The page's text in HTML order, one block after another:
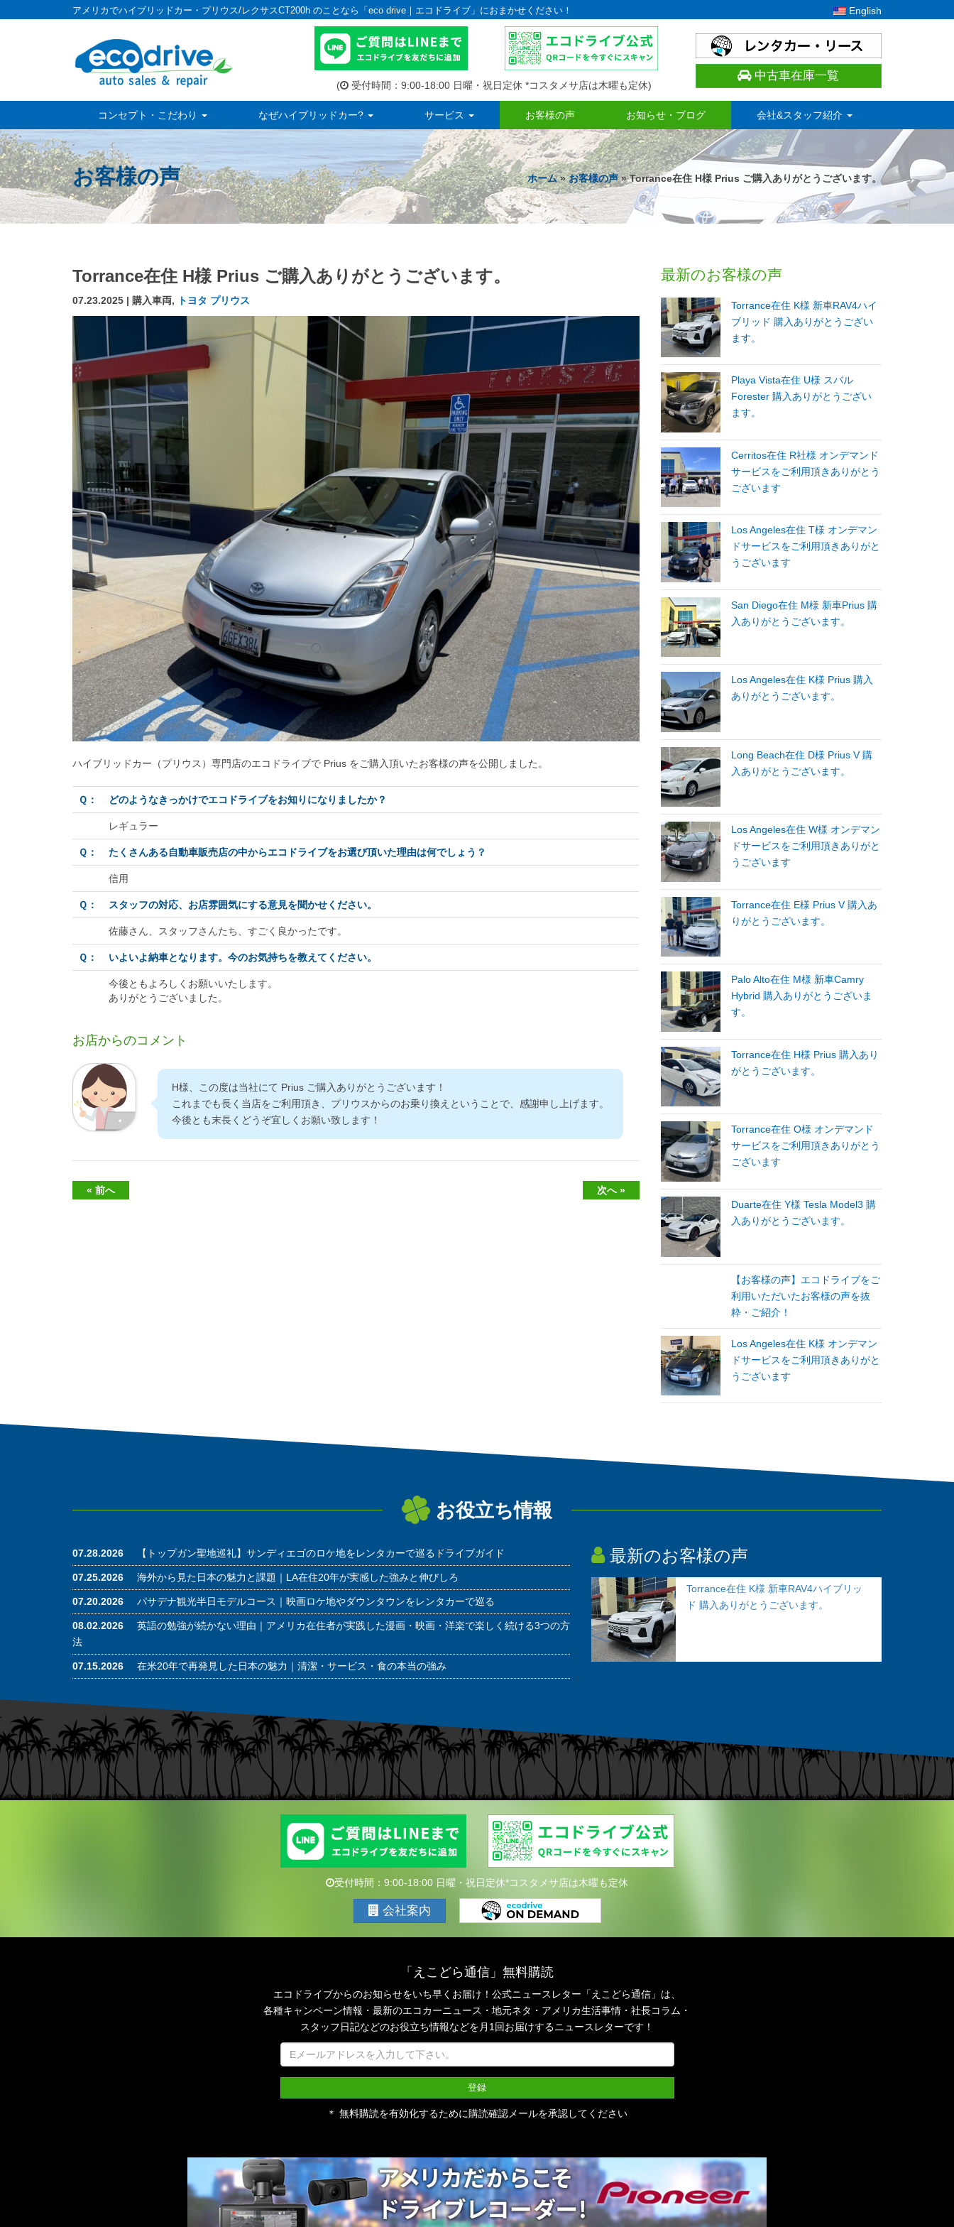
アメリカでハイブリッドカー・プリウス/レクサスCT200h のことなら「eco drive｜エコドライブ」におまかせください！ English
( 受付時間：9:00-18:00 日曜・祝日定休 *コスタメサ店は木曜も定休)
中古車在庫一覧
コンセプト・こだわり なぜハイブリッドカー? サービス お客様の声 お知らせ・ブログ 会社&スタッフ紹介
お客様の声 ホーム»お客様の声» Torrance在住 H様 Prius ご購入ありがとうございます。
Torrance在住 H様 Prius ご購入ありがとうございます。
07.23.2025 | 購入車両, トヨタ プリウス
ハイブリッドカー（プリウス）専門店のエコドライブで Prius をご購入頂いたお客様の声を公開しました。
Ｑ： どのようなきっかけでエコドライブをお知りになりましたか？
レギュラー
Ｑ： たくさんある自動車販売店の中からエコドライブをお選び頂いた理由は何でしょう？
信用
Ｑ： スタッフの対応、お店雰囲気にする意見を聞かせください。
佐藤さん、スタッフさんたち、すごく良かったです。
Ｑ： いよいよ納車となります。今のお気持ちを教えてください。
今後ともよろしくお願いいたします。
ありがとうございました。
お店からのコメント
H様、この度は当社にて Prius ご購入ありがとうございます！
これまでも長く当店をご利用頂き、プリウスからのお乗り換えということで、感謝申し上げます。
今後とも末長くどうぞ宜しくお願い致します！
« 前へ 次へ »
最新のお客様の声
Torrance在住 K様 新車RAV4ハイ
ブリッド 購入ありがとうござい
ます。
Playa Vista在住 U様 スバル
Forester 購入ありがとうござい
ます。
Cerritos在住 R社様 オンデマンド
サービスをご利用頂きありがとう
ございます
Los Angeles在住 T様 オンデマン
ドサービスをご利用頂きありがと
うございます
San Diego在住 M様 新車Prius 購
入ありがとうございます。
Los Angeles在住 K様 Prius 購入
ありがとうございます。
Long Beach在住 D様 Prius V 購
入ありがとうございます。
Los Angeles在住 W様 オンデマン
ドサービスをご利用頂きありがと
うございます
Torrance在住 E様 Prius V 購入あ
りがとうございます。
Palo Alto在住 M様 新車Camry
Hybrid 購入ありがとうございま
す。
Torrance在住 H様 Prius 購入あり
がとうございます。
Torrance在住 O様 オンデマンド
サービスをご利用頂きありがとう
ございます
Duarte在住 Y様 Tesla Model3 購
入ありがとうございます。
【お客様の声】エコドライブをご
利用いただいたお客様の声を抜
粋・ご紹介！
Los Angeles在住 K様 オンデマン
ドサービスをご利用頂きありがと
うございます
お役立ち情報
07.28.2026 【トップガン聖地巡礼】サンディエゴのロケ地をレンタカーで巡るドライブガイド
07.25.2026 海外から見た日本の魅力と課題｜LA在住20年が実感した強みと伸びしろ
07.20.2026 パサデナ観光半日モデルコース｜映画ロケ地やダウンタウンをレンタカーで巡る
08.02.2026
英語の勉強が続かない理由｜アメリカ在住者が実践した漫画・映画・洋楽で楽しく続ける3つの方
法
07.15.2026 在米20年で再発見した日本の魅力｜清潔・サービス・食の本当の強み
最新のお客様の声
Torrance在住 K様 新車RAV4ハイブリッ
ド 購入ありがとうございます。
受付時間：9:00-18:00 日曜・祝日定休*コスタメサ店は木曜も定休
会社案内
「えこどら通信」無料購読
エコドライブからのお知らせをいち早くお届け！公式ニュースレター「えこどら通信」は、
各種キャンペーン情報・最新のエコカーニュース・地元ネタ・アメリカ生活事情・社長コラム・
スタッフ日記などのお役立ち情報などを月1回お届けするニュースレターです！
＊ 無料購読を有効化するために購読確認メールを承認してください